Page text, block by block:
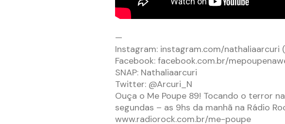
—
Instagram: instagram.com/nathaliaarcuri
Facebook: facebook.com.br/
SNAP: Nathaliaarcuri
Twitter: @Arcuri_N
Ouça o Me Poupe 89! Tocando o terror
segundas – as 9hs da manhã na Rádio
www.radiorock.com.br/me-poupe